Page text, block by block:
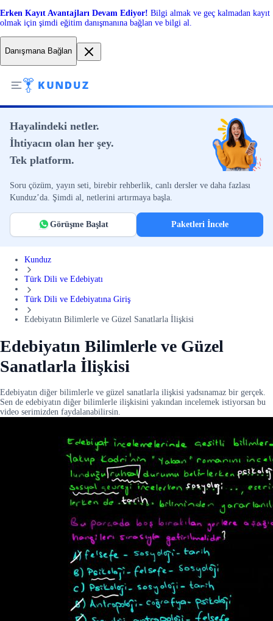
Erken Kayıt Avantajları Devam Ediyor! Bilgi almak ve geç kalmadan kayıt
olmak için şimdi eğitim danışmanına bağlan ve bilgi al.
Danışmana Bağlan
Hayalindeki netler.
İhtiyacın olan her şey.
Tek platform.
Soru çözüm, yayın seti, birebir rehberlik, canlı dersler ve daha fazlası
Kunduz’da. Şimdi al, netlerini artırmaya başla.
Görüşme Başlat Paketleri İncele
Kunduz
Türk Dili ve Edebiyatı
Türk Dili ve Edebiyatına Giriş
Edebiyatın Bilimlerle ve Güzel Sanatlarla İlişkisi
Edebiyatın Bilimlerle ve Güzel
Sanatlarla İlişkisi
Edebiyatın diğer bilimlerle ve güzel sanatlarla ilişkisi yadsınamaz bir gerçek.
Sen de edebiyatın diğer bilimlerle ilişkisini yakından incelemek istiyorsan bu
video serimizden faydalanabilirsin.